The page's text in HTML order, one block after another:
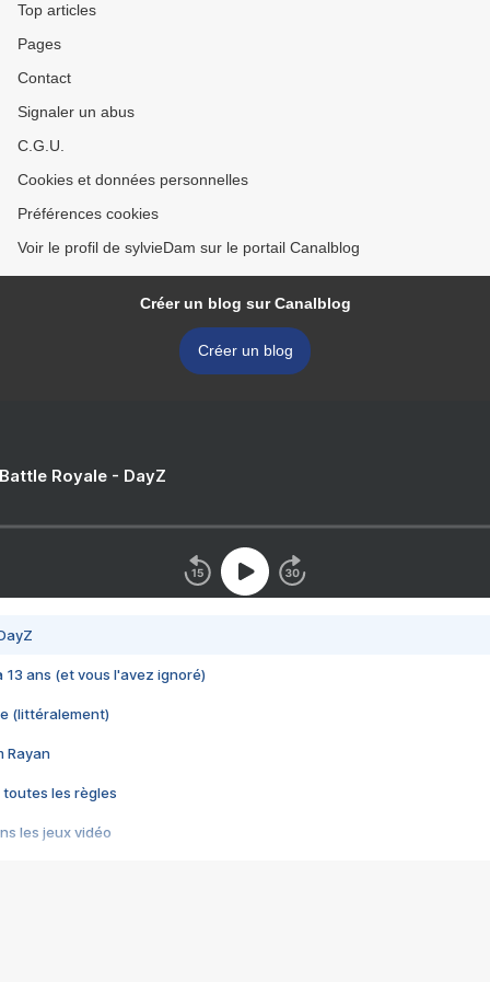
Top articles
Pages
Contact
Signaler un abus
C.G.U.
Cookies et données personnelles
Préférences cookies
Voir le profil de sylvieDam sur le portail Canalblog
Créer un blog sur Canalblog
Créer un blog
Royale - DayZ
13 ans (et vous l'avez ignoré)
(littéralement)
Rayan
toutes les règles
les jeux vidéo